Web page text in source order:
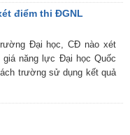
điểm thi ĐGNL
Đại học, CĐ nào xét
giá năng lực Đại học Quốc
trường sử dụng kết quả